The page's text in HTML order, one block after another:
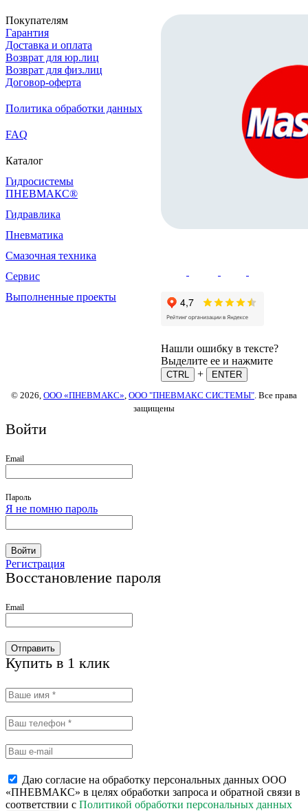
Покупателям
Гарантия
Доставка и оплата
Возврат для юр.лиц
Возврат для физ.лиц
Договор-оферта
Политика обработки данных
FAQ
Каталог
Гидросистемы
ПНЕВМАКС®
Гидравлика
Пневматика
Смазочная техника
Сервис
Выполненные проекты
Нашли ошибку в тексте?
Выделите ее и нажмите
CTRL +
ENTER
© 2026, ООО «ПНЕВМАКС» ООО "ПНЕВМАКС СИСТЕМЫ" . Все права
защищены
Войти
Email
Пароль
Я не помню пароль
Войти
Регистрация
Восстановление пароля
Email
Отправить
Купить в 1 клик
Даю согласие на обработку персональных данных ООО
«ПНЕВМАКС» в целях обработки запроса и обратной связи в
соответствии с Политикой обработки персональных данных